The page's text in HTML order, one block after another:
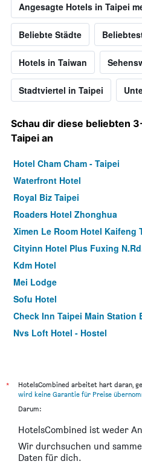
Angesagte Hotels in Taipei
Beliebte Städte
Hotels in Taiwan
Stadtviertel in Taipei
Schau dir diese beliebten
Taipei an
Hotel Cham Cham - Taipei
Waterfront Hotel
Royal Biz Taipei
Roaders Hotel Zhonghua
Ximen Le Room Hotel Kaifeng
Cityinn Hotel Plus Fuxing
Kdm Hotel
Mei Lodge
Sofu Hotel
Check Inn Taipei Main Station
Nys Loft Hotel - Hostel
Sunrise Business Hotel Ximen
Sky19 Hotel
Tokyo International Hotel
Dandy Hotel - Tianmu Branch
*
HotelsCombined arbeitet hart daran,
wird keine Garantie für Preise
Darum:
HotelsCombined ist weder
Wir durchsuchen und
Daten für dich.